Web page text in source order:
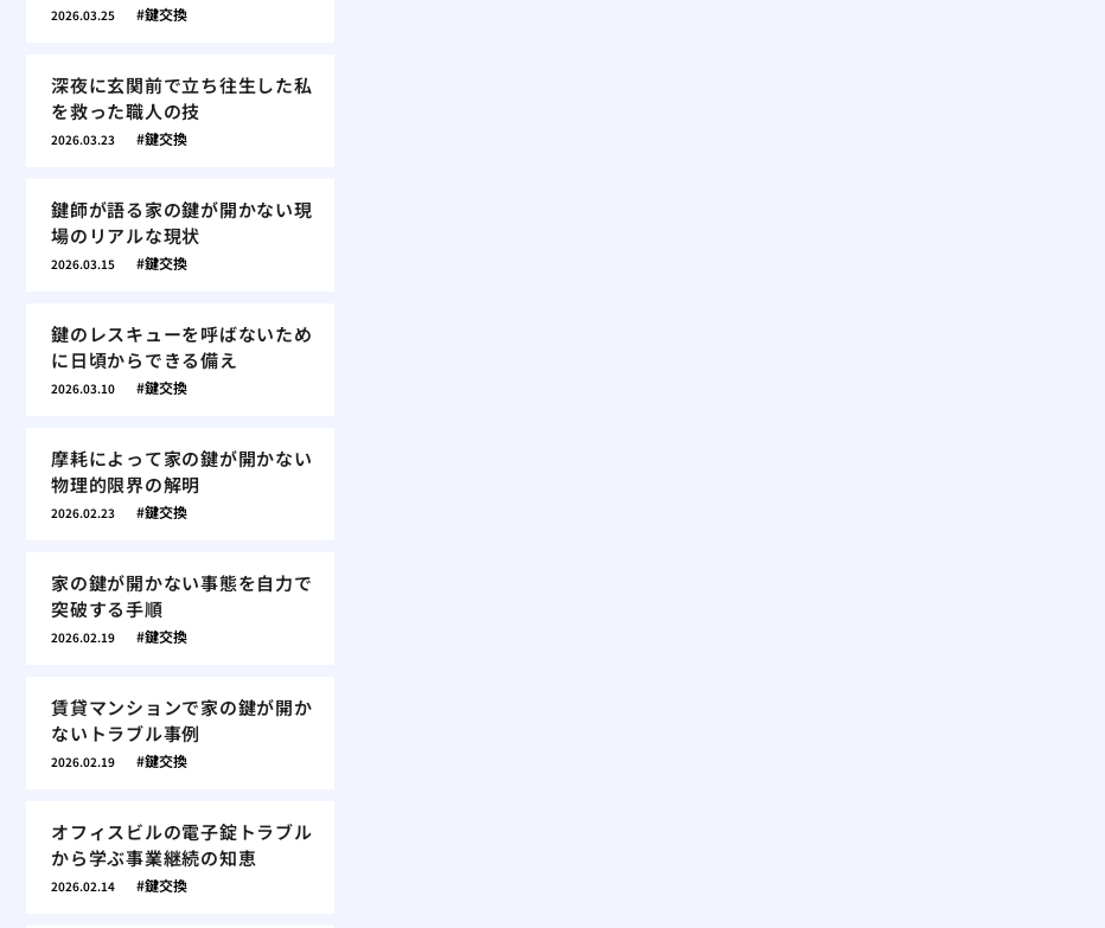
2026.03.25 鍵交換
深夜に玄関前で立ち往生した私
を救った職人の技
2026.03.23 鍵交換
鍵師が語る家の鍵が開かない現
場のリアルな現状
2026.03.15 鍵交換
鍵のレスキューを呼ばないため
に日頃からできる備え
2026.03.10 鍵交換
摩耗によって家の鍵が開かない
物理的限界の解明
2026.02.23 鍵交換
家の鍵が開かない事態を自力で
突破する手順
2026.02.19 鍵交換
賃貸マンションで家の鍵が開か
ないトラブル事例
2026.02.19 鍵交換
オフィスビルの電子錠トラブル
から学ぶ事業継続の知恵
2026.02.14 鍵交換